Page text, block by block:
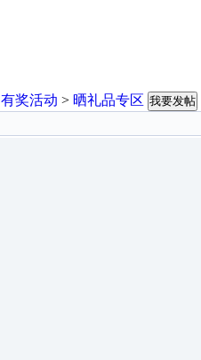
有奖活动 > 晒礼品专区 我要发帖